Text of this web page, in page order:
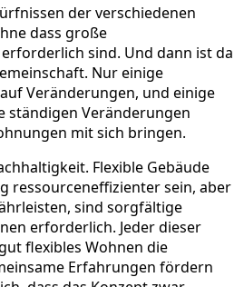
der verschiedenen
dass große
sind. Und dann ist da
Nur einige
Veränderungen, und einige
ständigen Veränderungen
mit sich bringen.
Flexible Gebäude
ressourceneffizienter sein, aber
sind sorgfältige
erforderlich. Jeder dieser
flexibles Wohnen die
Erfahrungen fördern